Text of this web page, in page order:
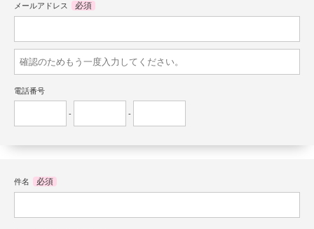
メールアドレス 必須
電話番号
- -
件名 必須